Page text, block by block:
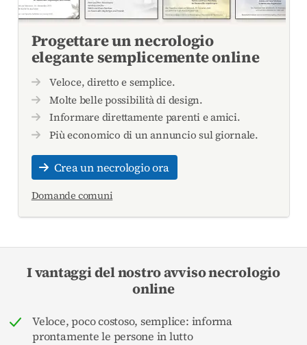
Progettare un necrologio
elegante semplicemente online
Veloce, diretto e semplice.
Molte belle possibilità di design.
Informare direttamente parenti e amici.
Più economico di un annuncio sul giornale.
Crea un necrologio ora
Domande comuni
I vantaggi del nostro avviso necrologio
online
Veloce, poco costoso, semplice: informa
prontamente le persone in lutto